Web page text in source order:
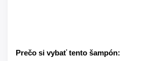
Prečo si vybať tento šampón: